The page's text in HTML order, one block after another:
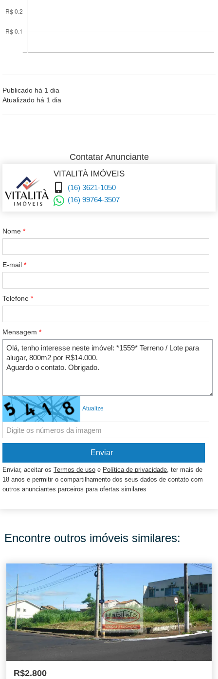
Publicado há 1 dia
Atualizado há 1 dia
Contatar Anunciante
VITALITÀ IMÓVEIS
(16) 3621-1050
(16) 99764-3507
Nome *
E-mail *
Telefone *
Mensagem *
Atualize
Enviar, aceitar os Termos de uso e Política de privacidade, ter mais de
18 anos e permitir o compartilhamento dos seus dados de contato com
outros anunciantes parceiros para ofertas similares
Encontre outros imóveis similares:
R$2.800